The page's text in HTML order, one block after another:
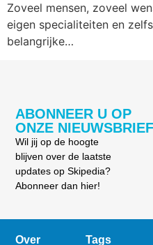
Zoveel mensen, zoveel
eigen specialiteiten en
belangrijke…
ABONNEER U OP
ONZE NIEUWSBRIEF
Wil jij op de hoogte
blijven over de laatste
updates op Skipedia?
Abonneer dan hier!
Over Tags